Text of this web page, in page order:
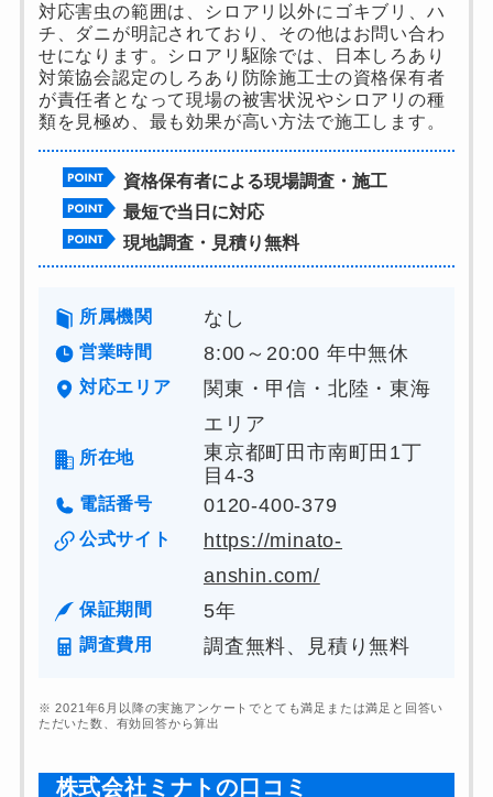
対応害虫の範囲は、シロアリ以外にゴキブリ、ハ
チ、ダニが明記されており、その他はお問い合わ
せになります。シロアリ駆除では、日本しろあり
対策協会認定のしろあり防除施工士の資格保有者
が責任者となって現場の被害状況やシロアリの種
類を見極め、最も効果が高い方法で施工します。
資格保有者による現場調査・施工
最短で当日に対応
現地調査・見積り無料
所属機関 なし
営業時間 8:00～20:00 年中無休
対応エリア
関東・甲信・北陸・東海
エリア
所在地
東京都町田市南町田1丁
目4-3
電話番号 0120-400-379
公式サイト
https://minato-
anshin.com/
保証期間 5年
調査費用 調査無料、見積り無料
※ 2021年6月以降の実施アンケートでとても満足または満足と回答い
ただいた数、有効回答から算出
株式会社ミナトの口コミ